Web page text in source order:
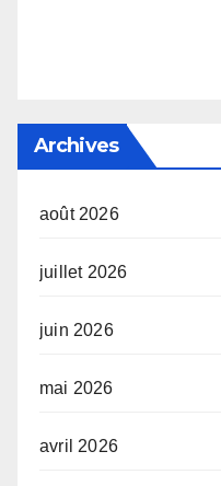
Archives
août 2026
juillet 2026
juin 2026
mai 2026
avril 2026